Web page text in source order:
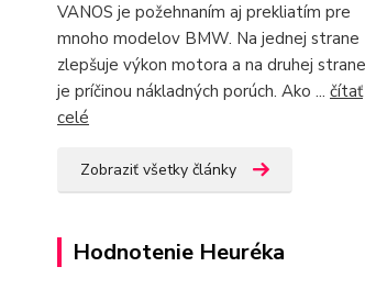
VANOS je požehnaním aj prekliatím pre
mnoho modelov BMW. Na jednej strane
zlepšuje výkon motora a na druhej strane
je príčinou nákladných porúch. Ako ... čítať
celé
Zobraziť všetky články
Hodnotenie Heuréka